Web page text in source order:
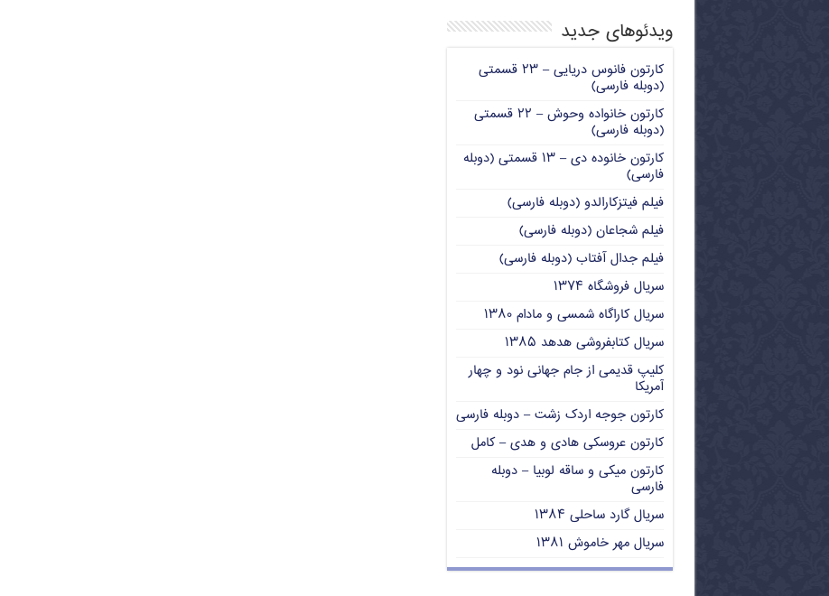
ویدئوهای جدید
کارتون فانوس دریایی – ۲۳ قسمتی
(دوبله فارسی)
کارتون خانواده وحوش – ۲۲ قسمتی
(دوبله فارسی)
کارتون خانوده دی – ۱۳ قسمتی (دوبله
فارسی)
فیلم فیتزکارالدو (دوبله فارسی)
فیلم شجاعان (دوبله فارسی)
فیلم جدال آفتاب (دوبله فارسی)
سریال فروشگاه ۱۳۷۴
سریال کاراگاه شمسی و مادام ۱۳۸۰
سریال کتابفروشی هدهد ۱۳۸۵
کلیپ قدیمی از جام جهانی نود و چهار
آمریکا
کارتون جوجه اردک زشت – دوبله فارسی
کارتون عروسکی هادی و هدی – کامل
کارتون میکی و ساقه لوبیا – دوبله
فارسی
سریال گارد ساحلی ۱۳۸۴
سریال مهر خاموش ۱۳۸۱